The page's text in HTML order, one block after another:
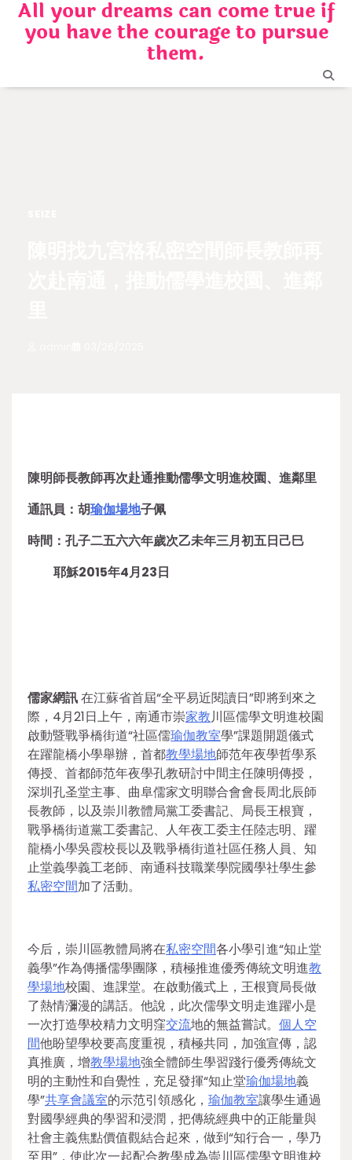
Skip
content
All your dreams can come true if
you have the courage to pursue
them.
陳明師長教師再次赴通推動儒學文明進校園、進鄰里
通訊員：胡瑜伽場地子佩
時間：孔子二五六六年歲次乙未年三月初五日己巳
耶穌2015年4月23日
儒家網訊在江蘇省首屆“全平易近閱讀日”即將到來之
際，4月21日上午，南通市崇家教川區儒學文明進校園
啟動暨戰爭橋街道“社區儒瑜伽教室學”課題開題儀式
在躍龍橋小學舉辦，首都教學場地師范年夜學哲學系
傳授、首都師范年夜學孔教研討中間主任陳明傳授，
深圳孔圣堂主事、曲阜儒家文明聯合會會長周北辰師
長教師，以及崇川教體局黨工委書記、局長王根寶，
戰爭橋街道黨工委書記、人年夜工委主任陸志明、躍
龍橋小學吳霞校長以及戰爭橋街道社區任務人員、知
止堂義學義工老師、南通科技職業學院國學社學生參
私密空間加了活動。
今后，崇川區教體局將在私密空間各小學引進“知止堂
義學”作為傳播儒學團隊，積極推進優秀傳統文明進教
學場地校園、進課堂。在啟動儀式上，王根寶局長做
了熱情瀰漫的講話。他說，此次儒學文明走進躍小是
一次打造學校精力文明窪交流地的無益嘗試。 個人空
間他盼望學校要高度重視，積極共同，加強宣傳，認
真推廣，增教學場地強全體師生學習踐行優秀傳統文
明的主動性和自覺性，充足發揮“知止堂瑜伽場地義
學”共享會議室的示范引領感化， 瑜伽教室讓學生通過
對國學經典的學習和浸潤，把傳統經典中的正能量與
社會主義焦點價值觀結合起來，做到“知行合一，學乃
至用”，使此次一起配合教學成為崇川區儒學文明進校